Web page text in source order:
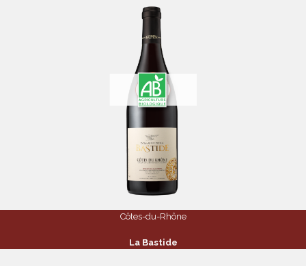
Côtes-du-Rhône
La Bastide